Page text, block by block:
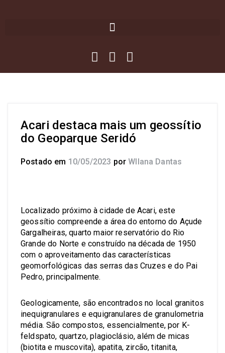
Acari destaca mais um geossítio
do Geoparque Seridó
Postado em 10/05/2023 por Wllana Dantas
Localizado próximo à cidade de Acari, este
geossítio compreende a área do entorno do Açude
Gargalheiras, quarto maior reservatório do Rio
Grande do Norte e construído na década de 1950
com o aproveitamento das características
geomorfológicas das serras das Cruzes e do Pai
Pedro, principalmente.
Geologicamente, são encontrados no local granitos
inequigranulares e equigranulares de granulometria
média. São compostos, essencialmente, por K-
feldspato, quartzo, plagioclásio, além de micas
(biotita e muscovita), apatita, zircão, titanita,